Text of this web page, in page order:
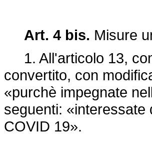
Art. 4 bis. Misure
1. All'articolo 13,
convertito, con
«purchè impegnate
seguenti: «interessate
COVID 19».